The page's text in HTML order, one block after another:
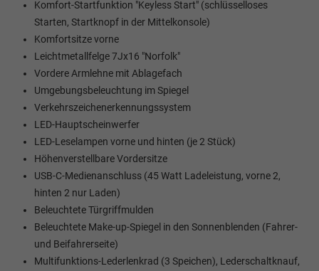
Komfort-Startfunktion "Keyless Start" (schlüsselloses
Starten, Startknopf in der Mittelkonsole)
Komfortsitze vorne
Leichtmetallfelge 7Jx16 "Norfolk"
Vordere Armlehne mit Ablagefach
Umgebungsbeleuchtung im Spiegel
Verkehrszeichenerkennungssystem
LED-Hauptscheinwerfer
LED-Leselampen vorne und hinten (je 2 Stück)
Höhenverstellbare Vordersitze
USB-C-Medienanschluss (45 Watt Ladeleistung, vorne 2,
hinten 2 nur Laden)
Beleuchtete Türgriffmulden
Beleuchtete Make-up-Spiegel in den Sonnenblenden (Fahrer-
und Beifahrerseite)
Multifunktions-Lederlenkrad (3 Speichen), Lederschaltknauf,